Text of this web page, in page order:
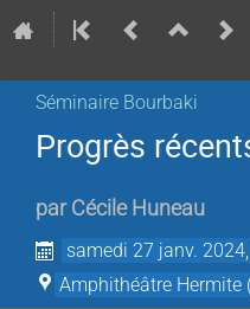
Séminaire Bourbaki
Progrès
par Cécile Huneau
samedi 27 janv.
Amphithéâtre Hermite